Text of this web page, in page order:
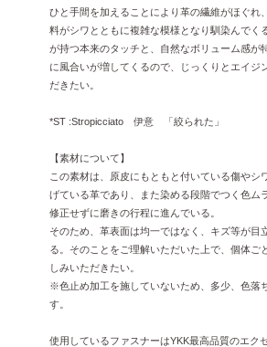
ひと手間を加えることにより革の繊維がほぐれ
料がシワとともに複雑な模様となり馴染んでく
が持つ本来のタッチと、自然なボリューム感が
に風合いが増してくるので、じっくりとエイジ
だきたい。
*ST :Stropicciato 伊意 「絞られた」
【素材について】
この素材は、原皮にもともと付いている傷やシ
げている革であり、また染める段階でつく色ム
修正せずに磨きの行程に進んでいる。
そのため、革表面は均一ではなく、キズ等が目
る。そのことをご理解いただいた上で、個体ご
しみいただきたい。
※色止め加工を施していないため、多少、色落
す。
使用しているファスナーはYKK最高品質のエク